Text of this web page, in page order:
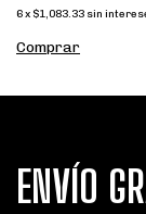
6x $1,083.33 sin
Comprar
ENVÍO